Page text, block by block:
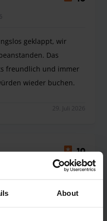
About
geklappt, wir
Das
freundlich und immer
wieder buchen.
29. Juli 2026
10